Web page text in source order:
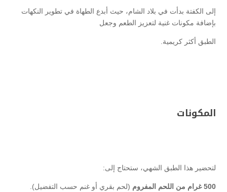
إلى الكفتة بدأت في بلاد الشام، حيث أبدع الطهاة في تطوير النكهات
بإضافة مكونات غنية لتعزيز الطعم وجعل
الطبق أكثر كريمية.
المكونات
لتحضير هذا الطبق الشهي، ستحتاج إلى:
500 غرام من اللحم المفروم (لحم بقري أو غنم حسب التفضيل).